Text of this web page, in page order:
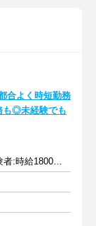
合よく時短勤務
も◎未経験でも
未経験:時給1600～2400円 経験者:時給1800～2700円+交通費全額